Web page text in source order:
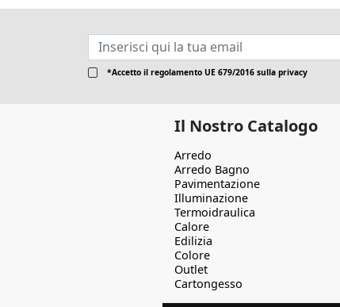
*Accetto il regolamento UE 679/2016sulla privacy
Il Nostro Catalogo
Arredo
Arredo Bagno
Pavimentazione
Illuminazione
Termoidraulica
Calore
Edilizia
Colore
Outlet
Cartongesso